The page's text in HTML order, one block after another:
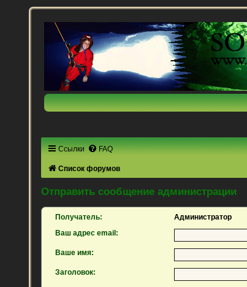
Ссылки FAQ
Список форумов
Отправить сообщение администрации
Получатель:
Администратор
Ваш адрес email:
Ваше имя:
Заголовок: